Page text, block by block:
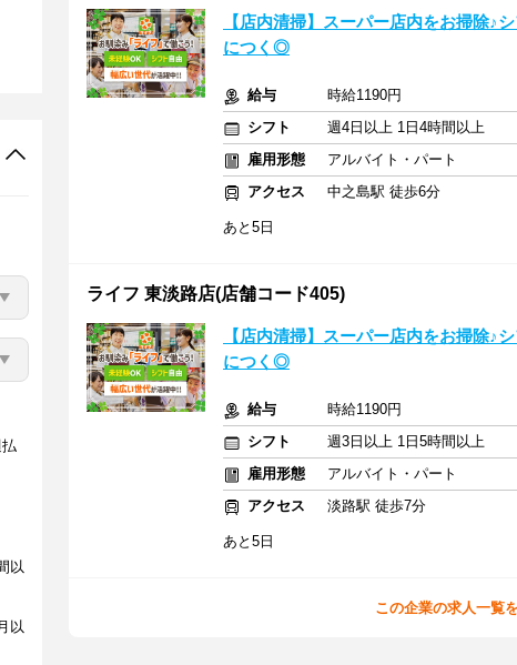
払
以
以
【店内清掃】スーパー店内をお掃除♪
につく◎
給与
時給1190円
シフト
週4日以上 1日4時間以上
雇用形態
アルバイト・パート
アクセス
中之島駅 徒歩6分
あと5日
ライフ 東淡路店(店舗コード405)
【店内清掃】スーパー店内をお掃除♪
につく◎
給与
時給1190円
シフト
週3日以上 1日5時間以上
雇用形態
アルバイト・パート
アクセス
淡路駅 徒歩7分
あと5日
この企業の求人一覧